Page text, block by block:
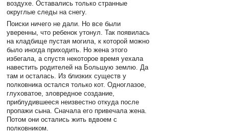
воздухе. Оставались только странные
округлые следы на снегу.
Поиски ничего не дали. Но все были
уверенны, что ребенок утонул. Так появилась
на кладбище пустая могила, к которой можно
было иногда приходить. Но жена этого
избегала, а спустя некоторое время уехала
навестить родителей на Большую землю. Да
там и осталась. Из близких существ у
полковника остался только кот. Одноглазое,
глуховатое, зловредное создание,
приблудившееся неизвестно откуда после
пропажи сына. Сначала его привечала жена.
Потом они остались жить вдвоем с
полковником.